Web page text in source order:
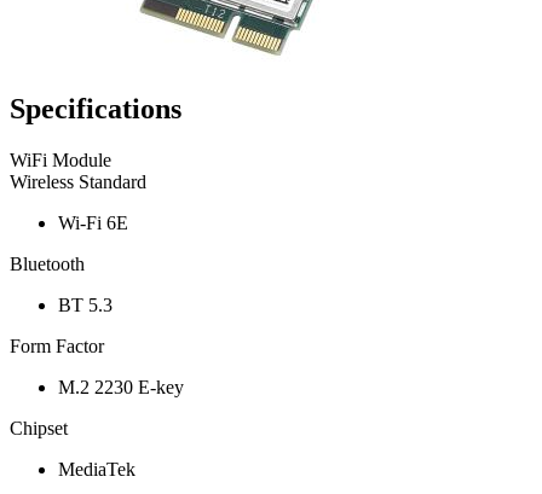
Specifications
WiFi Module
Wireless Standard
Wi-Fi 6E
Bluetooth
BT 5.3
Form Factor
M.2 2230 E-key
Chipset
MediaTek